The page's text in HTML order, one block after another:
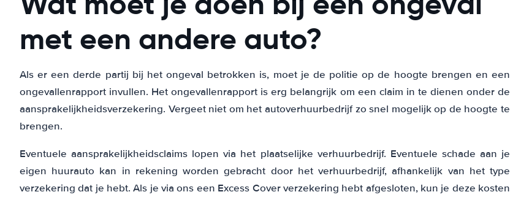
met een andere auto?
Als er een derde partij bij het ongeval betrokken is, moet je de politie op de hoogte brengen en een
ongevallenrapport invullen. Het ongevallenrapport is erg belangrijk om een claim in te dienen onder de
aansprakelijkheidsverzekering. Vergeet niet om het autoverhuurbedrijf zo snel mogelijk op de hoogte te
brengen.
Eventuele aansprakelijkheidsclaims lopen via het plaatselijke verhuurbedrijf. Eventuele schade aan je
eigen huurauto kan in rekening worden gebracht door het verhuurbedrijf, afhankelijk van het type
verzekering dat je hebt. Als je via ons een Excess Cover verzekering hebt afgesloten, kun je deze kosten